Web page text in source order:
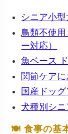
シニア小
鳥類不使
ー対応）
魚ベース
関節ケア
国産ドッ
犬種別シ
🍽 食事の基